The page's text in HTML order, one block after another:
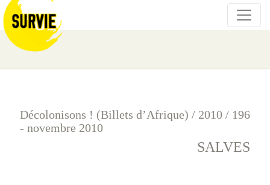
Décolonisons ! (Billets d’Afrique) / 2010 / 196
- novembre 2010
SALVES